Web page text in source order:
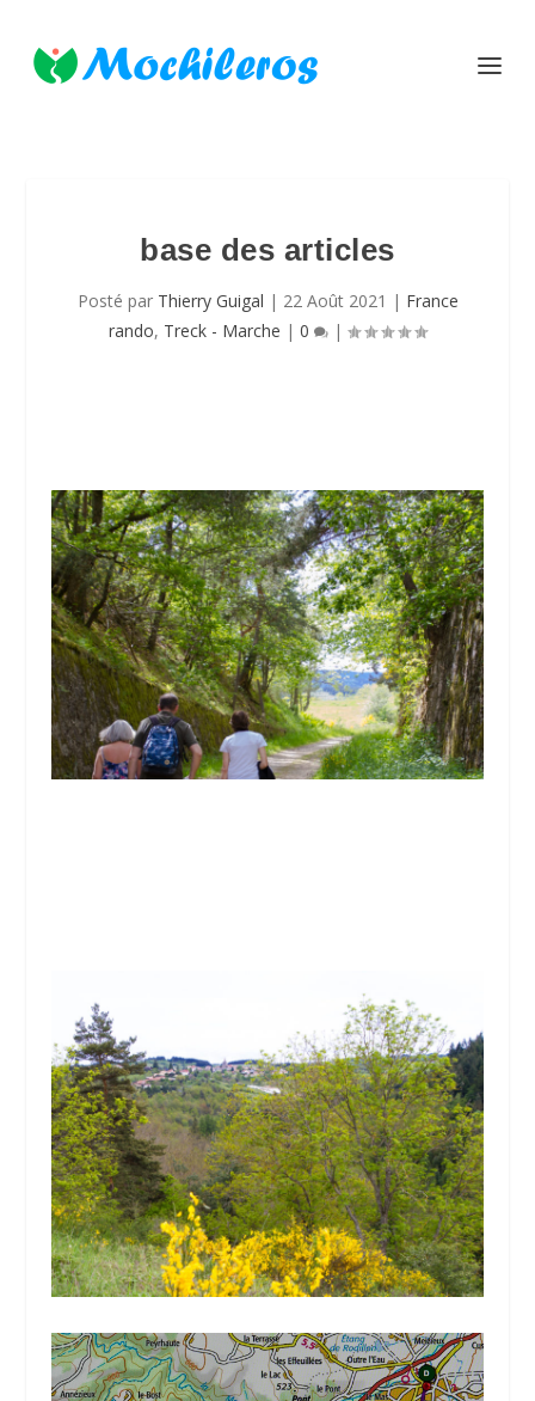
base des articles
Posté par Thierry Guigal | 22 Août 2021 | France
rando, Treck - Marche | 0 |